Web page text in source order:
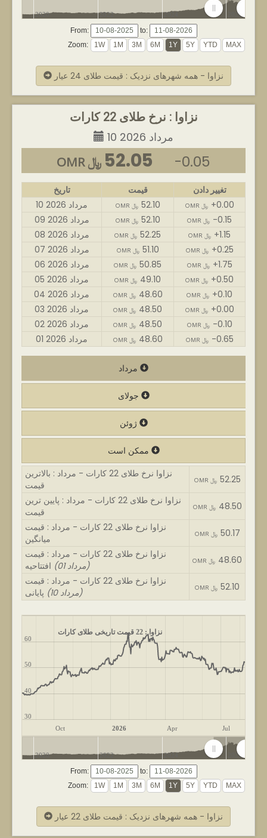
2020 2022 2024 2026
From:
to:
Zoom:
نزاوا - همه شهرهای نزدیک : قیمت طلای 24 عیار
نزاوا : نرخ طلای 22 کارات
10 مرداد 2026
OMR ﷼ 52.05 -0.05
تاریخ قیمت
تغییر دادن
10 مرداد 2026
OMR ﷼ 52.10 OMR ﷼ +0.00
09 مرداد 2026
OMR ﷼ 52.10 OMR ﷼ -0.15
08 مرداد 2026
OMR ﷼ 52.25 OMR ﷼ +1.15
07 مرداد 2026
OMR ﷼ 51.10 OMR ﷼ +0.25
06 مرداد 2026
OMR ﷼ 50.85 OMR ﷼ +1.75
05 مرداد 2026
OMR ﷼ 49.10 OMR ﷼ +0.50
04 مرداد 2026
OMR ﷼ 48.60 OMR ﷼ +0.10
03 مرداد 2026
OMR ﷼ 48.50 OMR ﷼ +0.00
02 مرداد 2026
OMR ﷼ 48.50 OMR ﷼ -0.10
01 مرداد 2026
OMR ﷼ 48.60 OMR ﷼ -0.65
نزاوا نرخ طلای 22 کارات - مرداد : بالاترین
قیمت
OMR ﷼ 52.25
نزاوا نرخ طلای 22 کارات - مرداد : پایین ترین
قیمت
OMR ﷼ 48.50
نزاوا نرخ طلای 22 کارات - مرداد : قیمت
میانگین
OMR ﷼ 50.17
نزاوا نرخ طلای 22 کارات - مرداد : قیمت
(01 مرداد) OMR ﷼ 48.60
نزاوا نرخ طلای 22 کارات - مرداد : قیمت
(10 مرداد) OMR ﷼ 52.10
نزاوا : 22 قیمت تاریخی طلای کارات
Oct 2026 Apr Jul
30
40
50
60
2020 2022 2024 2026
From:
to:
Zoom:
نزاوا - همه شهرهای نزدیک : قیمت طلای 22 عیار